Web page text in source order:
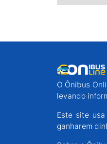
O Ônibus
levando
Este site
ganharem